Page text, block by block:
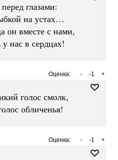
глазами:
на устах…
он вместе с нами,
нас в сердцах!
Оценка: +
-1
-
голос смолк,
обличенья!
Оценка: +
-1
-